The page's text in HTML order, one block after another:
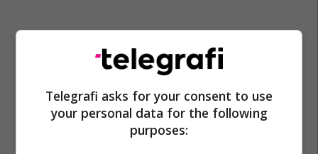
Telegrafi asks for your consent to use
your personal data for the following
purposes: